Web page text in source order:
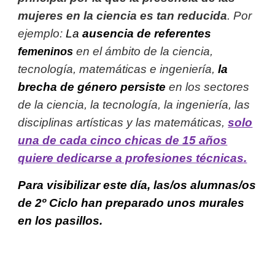
mujeres en la ciencia es tan reducida. Por
ejemplo:Laausencia de referentes
femeninos en el ámbito de la ciencia,
tecnología, matemáticas e ingeniería,la
brecha de género persisteen los sectores
de la ciencia, la tecnología, la ingeniería, las
disciplinas artísticas y las matemáticas, solo
una de cada cinco chicas de 15 años
quiere dedicarse a profesiones técnicas.
Para visibilizar este día, las/os alumnas/os
de 2º Ciclo han preparado unos murales
en los pasillos.